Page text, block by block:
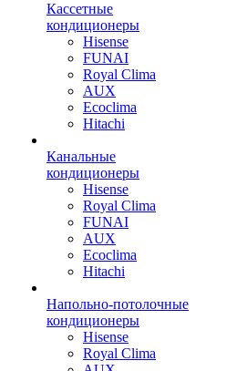
Кассетные
кондиционеры
Hisense
FUNAI
Royal Clima
AUX
Ecoclima
Hitachi
Канальные
кондиционеры
Hisense
Royal Clima
FUNAI
AUX
Ecoclima
Hitachi
Напольно-потолочные
кондиционеры
Hisense
Royal Clima